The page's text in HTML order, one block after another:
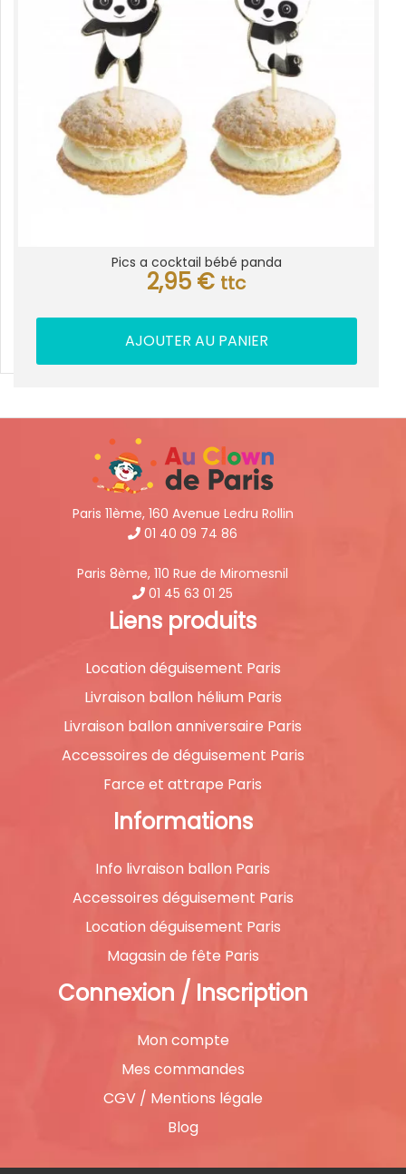
Pics a cocktail bébé panda
2,95 € ttc
AJOUTER AU PANIER
Paris 11ème, 160 Avenue Ledru Rollin
01 40 09 74 86
Paris 8ème, 110 Rue de Miromesnil
01 45 63 01 25
Liens produits
Location déguisement Paris
Livraison ballon hélium Paris
Livraison ballon anniversaire Paris
Accessoires de déguisement Paris
Farce et attrape Paris
Informations
Info livraison ballon Paris
Accessoires déguisement Paris
Location déguisement Paris
Magasin de fête Paris
Connexion / Inscription
Mon compte
Mes commandes
CGV / Mentions légale
Blog